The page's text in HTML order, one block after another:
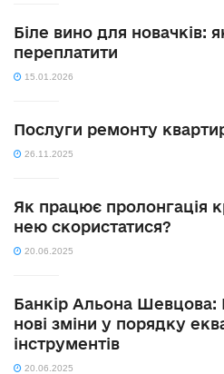
Біле вино для новачків:
переплатити
15.01.2026
Послуги ремонту
26.11.2025
Як працює пролонгація
нею скористатися?
20.06.2025
Банкір Альона Шевцова:
нові зміни у порядку
інструментів
20.06.2025